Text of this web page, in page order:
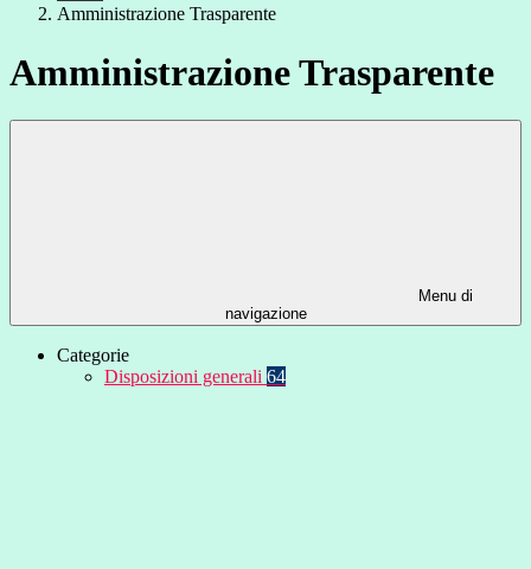
Amministrazione Trasparente
Amministrazione Trasparente
Menu di
navigazione
Categorie
Disposizioni generali 64